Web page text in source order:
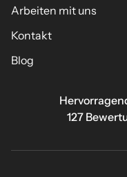
Arbeiten mit uns
Kontakt
Blog
127